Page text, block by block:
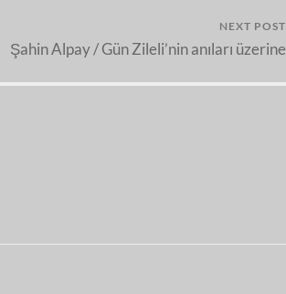
NEXT POST
Şahin Alpay / Gün Zileli’nin anıları üzerine